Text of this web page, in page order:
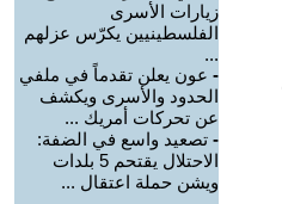
زيارات الأسرى
الفلسطينيين يكرّس عزلهم
...
- عون يعلن تقدماً في ملفي
الحدود والأسرى ويكشف
عن تحركات أمريك ...
- تصعيد واسع في الضفة:
الاحتلال يقتحم 5 بلدات
ويشن حملة اعتقال ...